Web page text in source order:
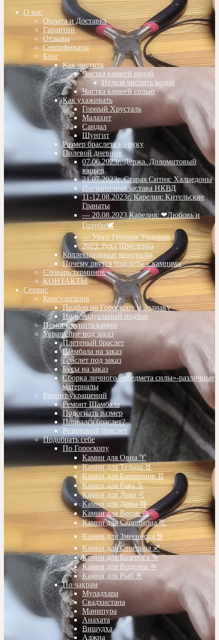
О нас
Оплата и Доставка
Гарантии
Отзывы
Сертификаты
Блог
Как чистить
Чистка камней водой
Нельзя чистить водой
Чистка камней солью
Как ухаживать
Горный Хрусталь
Малахит
Сандал
Шунгит
Размер браслета на руку
Полевой дневник
07.06.2023г. Дёржа. Доломитовый
карьер
21.07.2023г. Старая Ситня: Халцедоны
Пограничная застава НКВД
11-12.08.2023г. Карелия: Кительские
Гранаты
— 20.08.2023 Карелия: ❤Любовь и
Голуби🕊
— Урал: Геопарк Ундория
2023: Река Шмелевка
Коллекционные минералы
Почему рвутся браслеты с камнями
Словарь терминов
КОНТАКТЫ
Сервис
Консультация
Подбор по Гороскопу и Зодиаку
Индивидуальный подбор
Помогу купить камни
Украшение под заказ
Плетеный браслет
Шамбала на заказ
Браслет под заказ
Бусы на заказ
Сборка личного «предмета силы»-различные
материалы
Ремонт украшений
Ремонт Шамбала
Подогнать размер
Порвался браслет?
Резиновый браслет
Подобрать себе
По Гороскопу
Камни для Овна ♈️
Камни для Тельца ♉️
Камни для Близнецов ♊️
Камни для Рака ♋️
Камни для Льва ♌️
Камни для Девы ♍️
Камни для Весов ♎️
Камни для Скорпиона ♏️
Камни для Змееносца ⛎
Камни для Стрельца ♐️
Камни для Козерога ♑️
Камни для Водолея ♒️
Камни для Рыб ♓️
По чакрам
Муладхара
Свадхистана
Манипура
Анахата
Вишудха
Аджна